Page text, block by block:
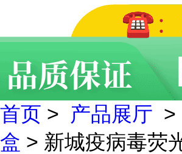
首页 > 产品展厅 >
盒 > 新城疫病毒荧